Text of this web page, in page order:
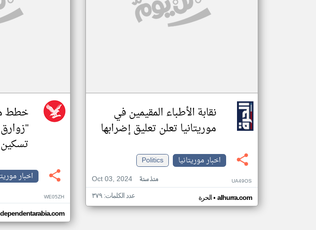
نقابة الأطباء المقيمين في
موريتانيا تعلن تعليق إضرابها
اخبار موريتانيا
Politics
Oct 03, 2024
منذ سنة UA49OS
الحرة• alhurra.com عدد الكلمات: ٣٧٩
خطط
اخبار
WE05ZH